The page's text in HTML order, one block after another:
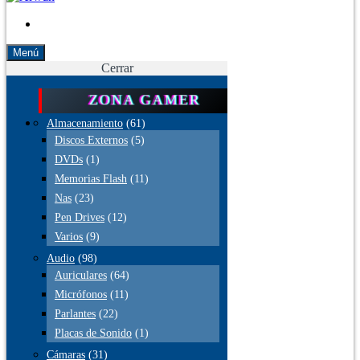
Menú
Cerrar
ZONA GAMER
Almacenamiento (61)
Discos Externos (5)
DVDs (1)
Memorias Flash (11)
Nas (23)
Pen Drives (12)
Varios (9)
Audio (98)
Auriculares (64)
Micrófonos (11)
Parlantes (22)
Placas de Sonido (1)
Cámaras (31)